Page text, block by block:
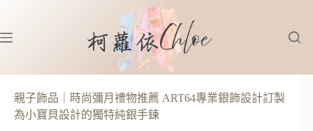
主
內
親子飾品｜時尚彌月禮物推薦 ART64專業銀飾設計訂製
為小寶貝設計的獨特純銀手鍊